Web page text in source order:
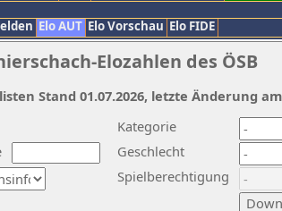
Elo AUT Elo Vorschau Elo FIDE
Elozahlen des ÖSB
Kategorie
Geschlecht
Spielberechtigung
Stand 01.07.2026, letzte Änderung